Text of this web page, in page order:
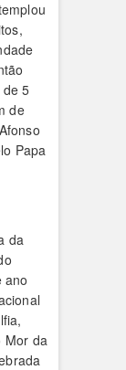
5
de
Papa
da
ano
Mor da